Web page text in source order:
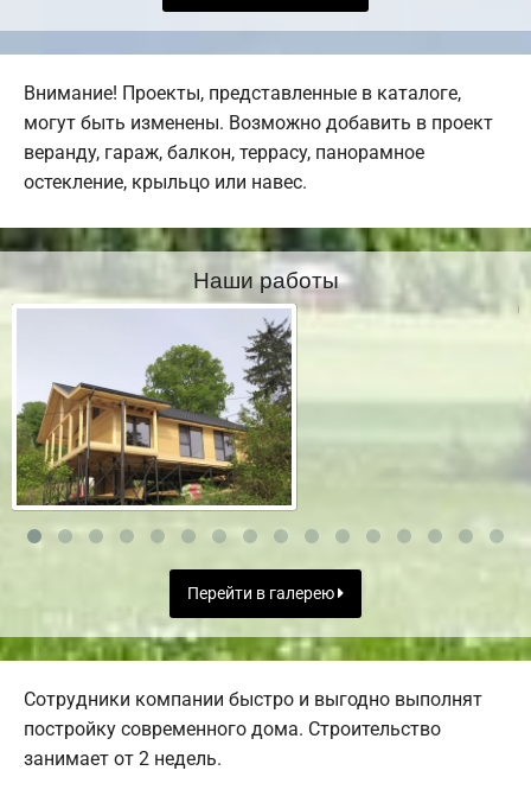
Внимание! Проекты, представленные в каталоге,
могут быть изменены. Возможно добавить в проект
веранду, гараж, балкон, террасу, панорамное
остекление, крыльцо или навес.
Наши работы
Перейти в галерею
Сотрудники компании быстро и выгодно выполнят
постройку современного дома. Строительство
занимает от 2 недель.